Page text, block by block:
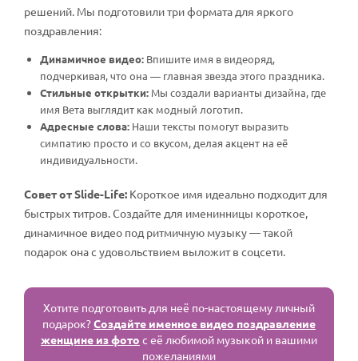
решений. Мы подготовили три формата для яркого
поздравления:
Динамичное видео: Впишите имя в видеоряд,
подчеркивая, что она — главная звезда этого праздника.
Стильные открытки: Мы создали варианты дизайна, где
имя Вета выглядит как модный логотип.
Адресные слова: Наши тексты помогут выразить
симпатию просто и со вкусом, делая акцент на её
индивидуальности.
Совет от Slide-Life: Короткое имя идеально подходит для
быстрых титров. Создайте для именинницы короткое,
динамичное видео под ритмичную музыку — такой
подарок она с удовольствием выложит в соцсети.
Хотите подготовить для неё по-настоящему личный
подарок?Создайте именное видео поздравление
женщине из фото с её любимой музыкой и вашими
пожеланиями